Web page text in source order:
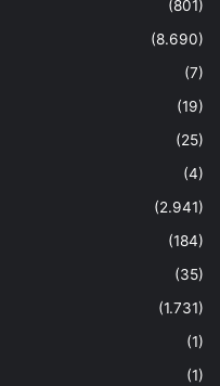
(801)
(8.690)
(7)
(19)
(25)
(4)
(2.941)
(184)
(35)
(1.731)
(1)
(1)